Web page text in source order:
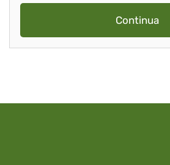
Continua